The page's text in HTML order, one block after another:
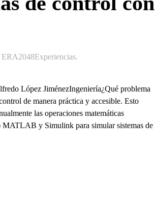
ERA2048Experiencias.
López JiménezIngeniería¿Qué problema
de manera práctica y accesible. Esto
las operaciones matemáticas
MATLAB y Simulink para simular sistemas de